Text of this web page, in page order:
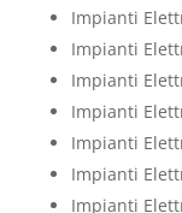
Impianti
Impianti
Impianti
Impianti
Impianti
Impianti
Impianti